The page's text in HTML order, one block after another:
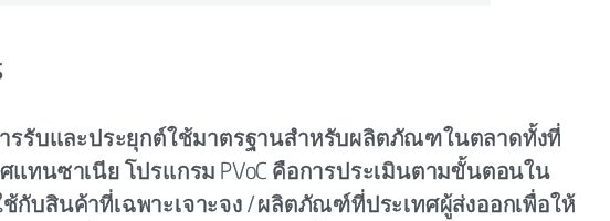
ารรับและประยุกต์ใช้มาตรฐานสำหรับผลิตภัณฑในตลาดทั้งที่
แทนซาเนีย โปรแกรม PVoC คือการประเมินตามขั้นตอนใน
กับสินค้าที่เฉพาะเจาะจง / ผลิตภัณฑ์ที่ประเทศผู้ส่งออกเพื่อให้